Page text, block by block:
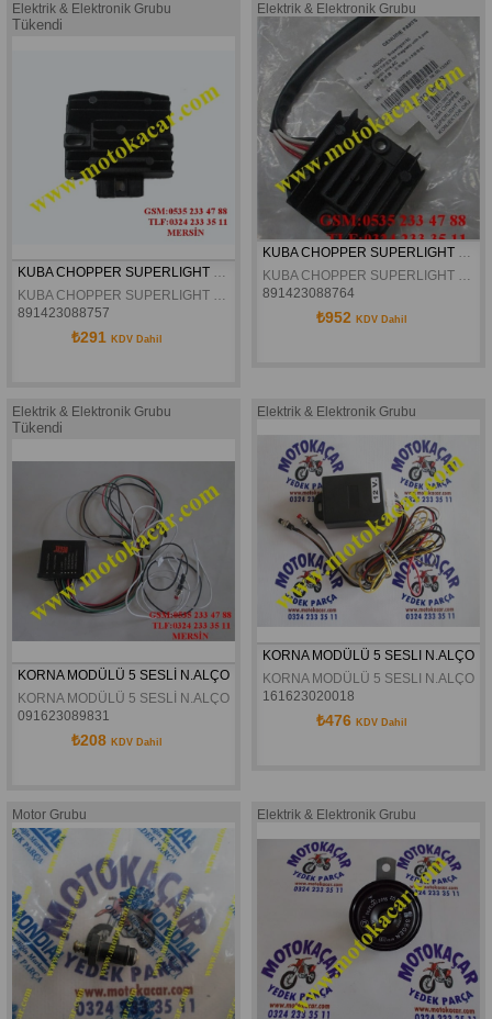
Elektrik & Elektronik Grubu
Tükendi
KUBA CHOPPER SUPERLIGHT 200 KONJEKTÖR ORJİNAL
KUBA CHOPPER SUPERLIGHT 200 KONJEKTÖR ORJİNAL
891423088757
₺291 KDV Dahil
Elektrik & Elektronik Grubu
KUBA CHOPPER SUPERLIGHT 150 KONJEKTÖR KABLOLU ORJINAL
KUBA CHOPPER SUPERLIGHT 150 KONJEKTÖR KABLOLU ORJINAL
891423088764
₺952 KDV Dahil
Elektrik & Elektronik Grubu
Tükendi
KORNA MODÜLÜ 5 SESLİ N.ALÇO
KORNA MODÜLÜ 5 SESLİ N.ALÇO
091623089831
₺208 KDV Dahil
Elektrik & Elektronik Grubu
KORNA MODÜLÜ 5 SESLI N.ALÇO
KORNA MODÜLÜ 5 SESLI N.ALÇO
161623020018
₺476 KDV Dahil
Motor Grubu Elektrik & Elektronik Grubu